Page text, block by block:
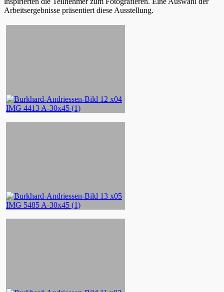
Arbeitsergebnisse präsentiert diese Ausstellung.